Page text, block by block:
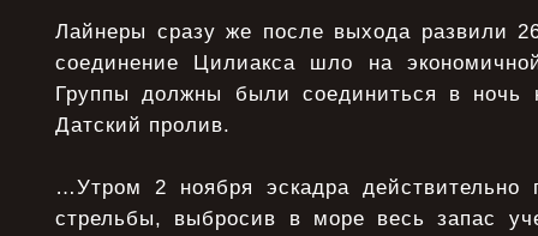
Лайнеры сразу же после выхода развили
соединение Цилиакса шло на
Группы должны были соединиться в
Датский пролив.
…Утром 2 ноября эскадра действительно
стрельбы, выбросив в море весь запас